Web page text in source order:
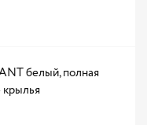
белый, полная
крылья